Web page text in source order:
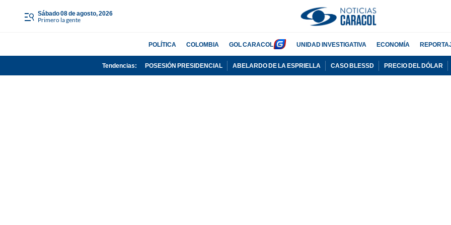
sábado 08 de agosto, 2026
Primero la gente
POLÍTICA COLOMBIA GOL CARACOL UNIDAD INVESTIGATIVA ECONOMÍA
Tendencias: POSESIÓN PRESIDENCIAL ABELARDO DE LA ESPRIELLA CASO BLESSD PRECIO DEL DÓLAR